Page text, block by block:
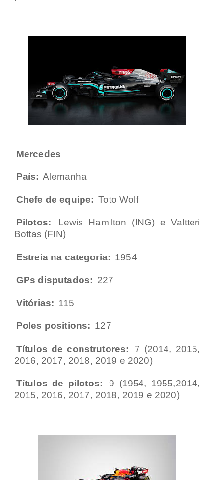
Mercedes
País: Alemanha
Chefe de equipe: Toto Wolf
Pilotos:
Lewis Hamilton (ING) e Valtteri
Bottas (FIN)
Estreia na categoria: 1954
GPs disputados: 227
Vitórias: 115
Poles positions: 127
Títulos de construtores:
7 (2014, 2015,
2016, 2017, 2018, 2019 e 2020)
Títulos de pilotos:
9 (1954, 1955,2014,
2015, 2016, 2017, 2018, 2019 e 2020)